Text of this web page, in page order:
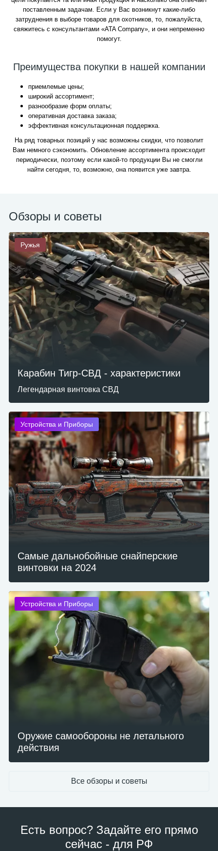
поставленным задачам. Если у Вас возникнут какие-либо
затруднения в выборе товаров для охотников, то, пожалуйста,
свяжитесь с консультантами «ATA Company», и они непременно
помогут.
Преимущества покупки в нашей компании
приемлемые цены;
широкий ассортимент;
разнообразие форм оплаты;
оперативная доставка заказа;
эффективная консультационная поддержка.
На ряд товарных позиций у нас возможны скидки, что позволит
Вам немного сэкономить. Обновление ассортимента происходит
периодически, поэтому если какой-то продукции Вы не смогли
найти сегодня, то, возможно, она появится уже завтра.
Обзоры и советы
Карабин Тигр-СВД - характеристики
Легендарная винтовка СВД
Ружья
Самые дальнобойные снайперские
винтовки на 2024
Устройства и Приборы
Оружие самообороны не летального
действия
Устройства и Приборы
Все обзоры и советы
Есть вопрос? Задайте его прямо
сейчас - для РФ